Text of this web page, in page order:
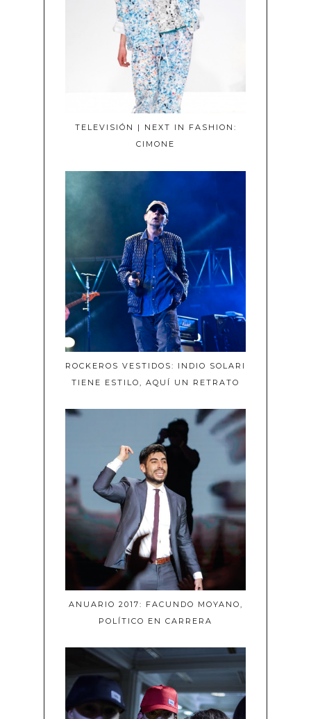
TELEVISIÓN | NEXT IN FASHION:
CIMONE
ROCKEROS VESTIDOS: INDIO SOLARI
TIENE ESTILO, AQUÍ UN RETRATO
ANUARIO 2017: FACUNDO MOYANO,
POLÍTICO EN CARRERA